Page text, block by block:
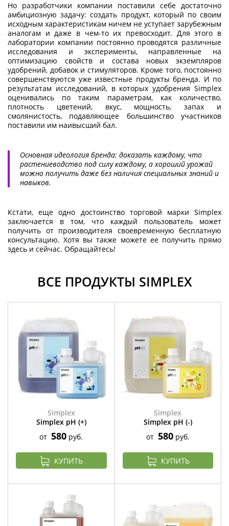
Но разработчики компании поставили себе достаточно
амбициозную задачу: создать продукт, который по своим
исходным характеристикам ничем не уступает зарубежным
аналогам и даже в чем-то их превосходит. Для этого в
лаборатории компании постоянно проводятся различные
исследования и эксперименты, направленные на
оптимизацию свойств и состава новых экземпляров
удобрений, добавок и стимуляторов. Кроме того, постоянно
совершенствуются уже известные продукты бренда. И по
результатам исследований, в которых удобрения Simplex
оценивались по таким параметрам, как количество,
плотность цветений, вкус, мощность, запах и
смолянистость, подавляющее большинство участников
поставили им наивысший бал.
Основная идеология бренда: доказать каждому, что
растениеводство под силу каждому, а хороший урожай
можно получить даже без наличия специальных знаний и
навыков.
Кстати, еще одно достоинство торговой марки Simplex
заключается в том, что каждый пользователь может
получить от производителя своевременную бесплатную
консультацию. Хотя вы также можете ее получить прямо
здесь и сейчас. Обращайтесь!
ВСЕ ПРОДУКТЫ SIMPLEX
Simplex
Simplex pH (+)
от580 руб.
КУПИТЬ
Simplex
Simplex pH (-)
от 580руб.
КУПИТЬ